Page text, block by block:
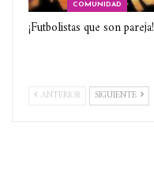
COMUNIDAD
¡Futbolistas que son pareja!
ANTERIOR SIGUIENTE